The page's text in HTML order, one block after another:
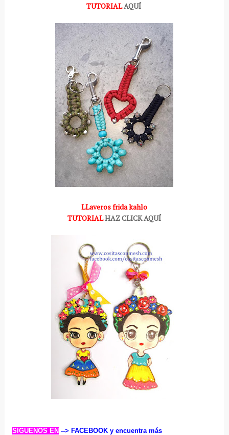
TUTORIALAQUÍ
LLaveros frida kahlo
TUTORIALHAZ CLICK AQUÍ
SÍGUENOS EN --> FACEBOOK y encuentra más